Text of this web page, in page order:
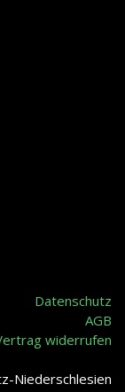
Datenschutz
AGB
widerrufen
Niederschlesien